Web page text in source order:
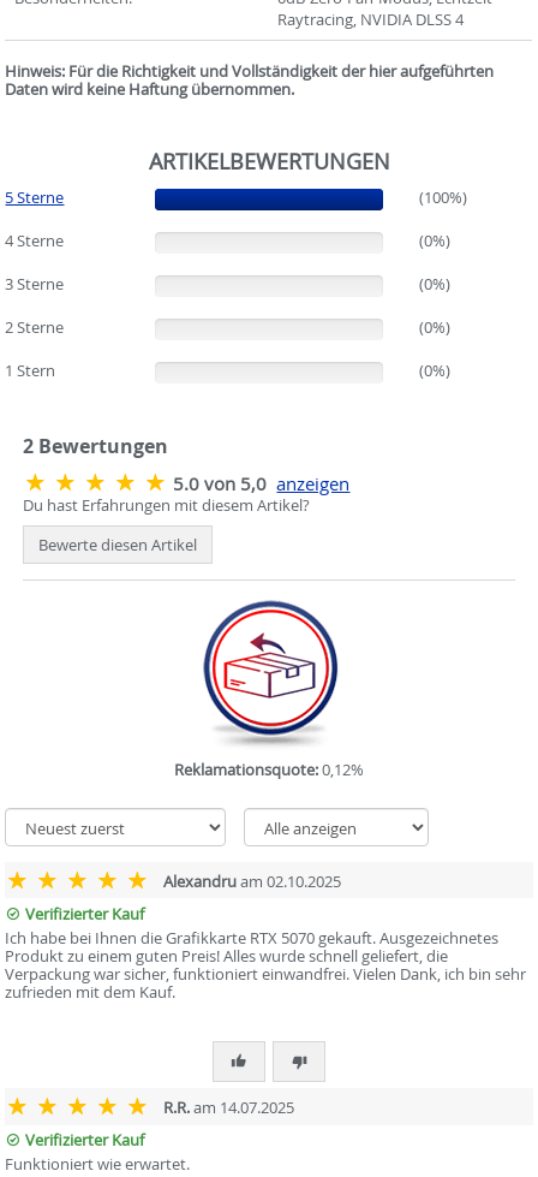
Raytracing, NVIDIA DLSS 4
Hinweis: Für die Richtigkeit und Vollständigkeit der hier aufgeführten
Daten wird keine Haftung übernommen.
ARTIKELBEWERTUNGEN
5 Sterne (100%)
(100%)
4 Sterne
(0%)
3 Sterne
(0%)
2 Sterne
(0%)
1 Stern
(0%)
2 Bewertungen
5.0 von 5,0 anzeigen
Du hast Erfahrungen mit diesem Artikel?
Bewerte diesen Artikel
Reklamationsquote:0,12%
Alexandruam 02.10.2025
Verifizierter Kauf
Ich habe bei Ihnen die Grafikkarte RTX 5070 gekauft. Ausgezeichnetes
Produkt zu einem guten Preis! Alles wurde schnell geliefert, die
Verpackung war sicher, funktioniert einwandfrei. Vielen Dank, ich bin sehr
zufrieden mit dem Kauf.
R.R.am 14.07.2025
Verifizierter Kauf
Funktioniert wie erwartet.